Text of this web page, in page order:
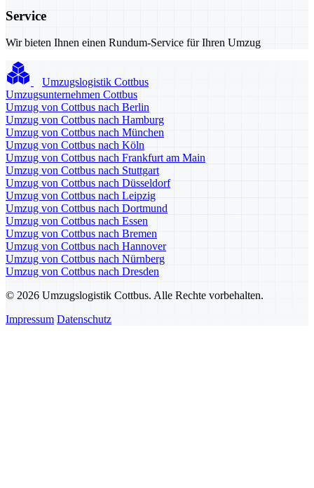
Service
Wir bieten Ihnen einen Rundum-Service für Ihren Umzug
Umzugslogistik Cottbus
Umzugsunternehmen Cottbus
Umzug von Cottbus nach Berlin
Umzug von Cottbus nach Hamburg
Umzug von Cottbus nach München
Umzug von Cottbus nach Köln
Umzug von Cottbus nach Frankfurt am Main
Umzug von Cottbus nach Stuttgart
Umzug von Cottbus nach Düsseldorf
Umzug von Cottbus nach Leipzig
Umzug von Cottbus nach Dortmund
Umzug von Cottbus nach Essen
Umzug von Cottbus nach Bremen
Umzug von Cottbus nach Hannover
Umzug von Cottbus nach Nürnberg
Umzug von Cottbus nach Dresden
© 2026 Umzugslogistik Cottbus. Alle Rechte vorbehalten.
Impressum Datenschutz